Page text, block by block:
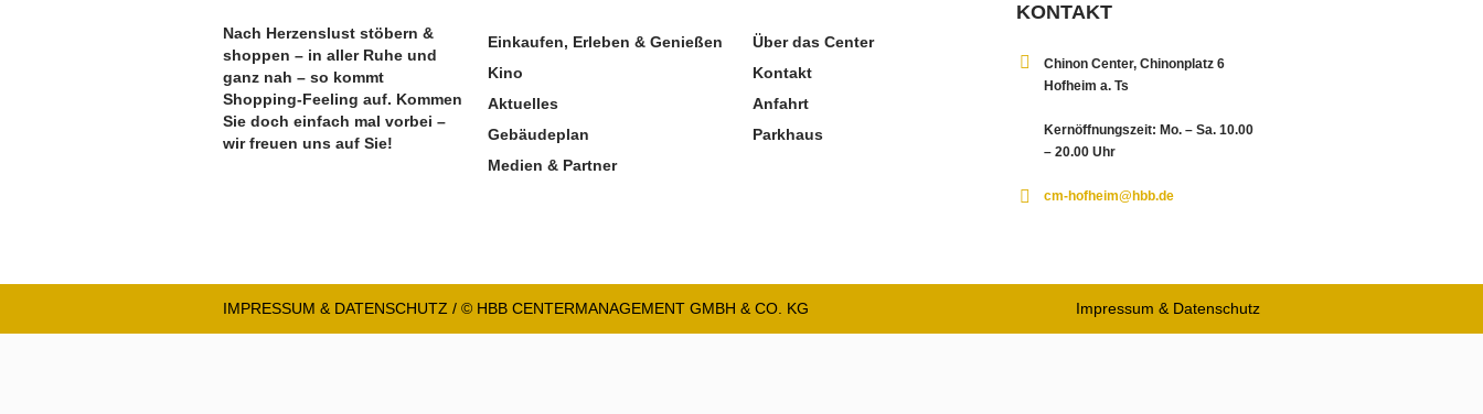
Nach Herzenslust stöbern &
shoppen – in aller Ruhe und
ganz nah – so kommt
Shopping-Feeling auf. Kommen
Sie doch einfach mal vorbei –
wir freuen uns auf Sie!
Einkaufen, Erleben & Genießen
Kino
Aktuelles
Gebäudeplan
Medien & Partner
Über das Center
Kontakt
Anfahrt
Parkhaus
KONTAKT
Chinon Center, Chinonplatz 6
Hofheim a. Ts
Kernöffnungszeit: Mo. – Sa. 10.00
– 20.00 Uhr
cm-hofheim@hbb.de
Impressum & Datenschutz
IMPRESSUM & DATENSCHUTZ / © HBB CENTERMANAGEMENT GMBH & CO. KG